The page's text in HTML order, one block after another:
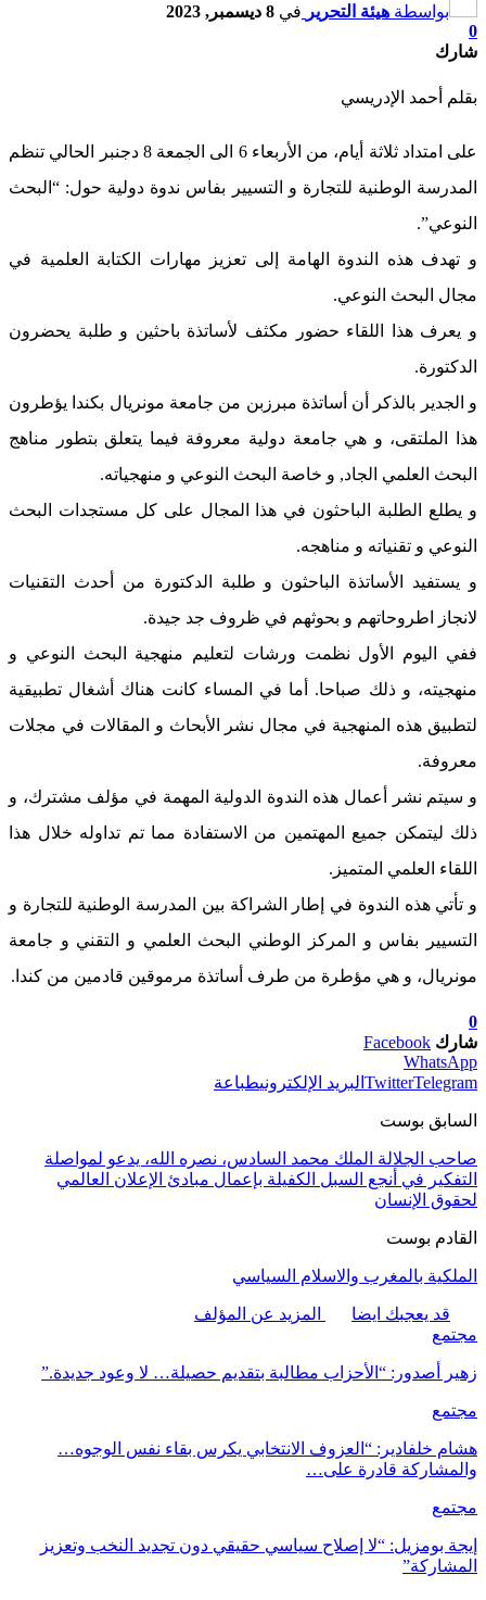
بواسطة هيئة التحرير في 8 ديسمبر, 2023
0
شارك
بقلم أحمد الإدريسي
على امتداد ثلاثة أيام، من الأربعاء 6 الى الجمعة 8 دجنبر الحالي تنظم
المدرسة الوطنية للتجارة و التسيير بفاس ندوة دولية حول: “البحث
النوعي”.
و تهدف هذه الندوة الهامة إلى تعزيز مهارات الكتابة العلمية في
مجال البحث النوعي.
و يعرف هذا اللقاء حضور مكثف لأساتذة باحثين و طلبة يحضرون
الدكتورة.
و الجدير بالذكر أن أساتذة مبرزبن من جامعة مونريال بكندا يؤطرون
هذا الملتقى، و هي جامعة دولية معروفة فيما يتعلق بتطور مناهج
البحث العلمي الجاد, و خاصة البحث النوعي و منهجياته.
و يطلع الطلبة الباحثون في هذا المجال على كل مستجدات البحث
النوعي و تقنياته و مناهجه.
و يستفيد الأساتذة الباحثون و طلبة الدكتورة من أحدث التقنيات
لانجاز اطروحاتهم و بحوثهم في ظروف جد جيدة.
ففي اليوم الأول نظمت ورشات لتعليم منهجية البحث النوعي و
منهجيته، و ذلك صباحا. أما في المساء كانت هناك أشغال تطبيقية
لتطبيق هذه المنهجية في مجال نشر الأبحاث و المقالات في مجلات
معروفة.
و سيتم نشر أعمال هذه الندوة الدولية المهمة في مؤلف مشترك، و
ذلك ليتمكن جميع المهتمين من الاستفادة مما تم تداوله خلال هذا
اللقاء العلمي المتميز.
و تأتي هذه الندوة في إطار الشراكة بين المدرسة الوطنية للتجارة و
التسيير بفاس و المركز الوطني البحث العلمي و التقني و جامعة
مونريال، و هي مؤطرة من طرف أساتذة مرموقين قادمين من كندا.
0
شارك Facebook
WhatsApp
TwitterTelegram البريد الإلكترونيطباعة
السابق بوست
صاحب الجلالة الملك محمد السادس، نصره الله، يدعو لمواصلة
التفكير في أنجع السبل الكفيلة بإعمال مبادئ الإعلان العالمي
لحقوق الإنسان
القادم بوست
الملكية بالمغرب والاسلام السياسي
قد يعجبك ايضا
المزيد عن المؤلف
مجتمع
زهير أصدور: “الأحزاب مطالبة بتقديم حصيلة… لا وعود جديدة.”
مجتمع
هشام خلفادير: “العزوف الانتخابي يكرس بقاء نفس الوجوه…
والمشاركة قادرة على…
مجتمع
إيجة بومزيل: “لا إصلاح سياسي حقيقي دون تجديد النخب وتعزيز
المشاركة”